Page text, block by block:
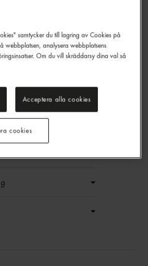
Vatten Burk
33cl
kr/låda
kr /l + pant
IN
samtycker du till lagring av Cookies på
webbplatsen, analysera webbplatsens
Om du vill skräddarsy dina val så
Acceptera alla cookies
cookies